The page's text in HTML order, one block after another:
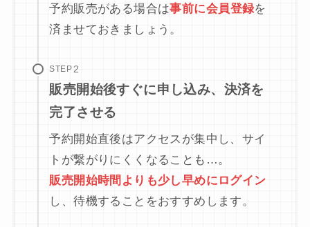
予約販売がある場合は事前に会員登録を
済ませておきましょう。
STEP
販売開始後すぐに申し込み、決済を
完了させる
予約開始直後はアクセスが集中し、サイ
トが繋がりにくくなることも…。
販売開始時間よりも少し早めにログイン
し、待機することをおすすめします。